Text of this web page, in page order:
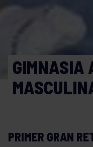
GIMNASIA
PRIMER GRAN